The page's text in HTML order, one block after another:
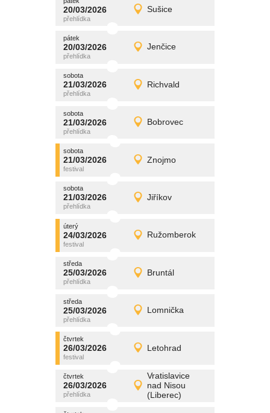
20/03/2026 Sušice
pátek
20/03/2026 Detail
promítání
pátek
20/03/2026 Jenčice
pátek
20/03/2026 Detail
promítání
sobota
21/03/2026 Richvald
sobota
21/03/2026 Detail
promítání
sobota
21/03/2026 Bobrovec
sobota
21/03/2026 Detail
promítání
sobota
21/03/2026 Znojmo
sobota
21/03/2026 Detail
promítání
sobota
21/03/2026 Jiříkov
sobota
21/03/2026 Detail
promítání
úterý
24/03/2026 Ružomberok
úterý
24/03/2026 Detail
promítání
středa
25/03/2026 Bruntál
středa
25/03/2026 Detail
promítání
středa
25/03/2026 Lomnička
středa
25/03/2026 Detail
promítání
čtvrtek
26/03/2026 Letohrad
čtvrtek
26/03/2026 Detail
promítání
čtvrtek
26/03/2026
Vratislavice
nad Nisou
(Liberec)
čtvrtek
26/03/2026 Detail
promítání